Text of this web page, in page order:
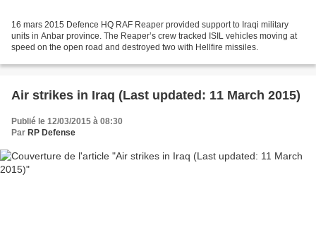
16 mars 2015 Defence HQ RAF Reaper provided support to Iraqi military
units in Anbar province. The Reaper’s crew tracked ISIL vehicles moving at
speed on the open road and destroyed two with Hellfire missiles.
Air strikes in Iraq (Last updated: 11 March 2015)
Publié le 12/03/2015 à 08:30
Par RP Defense